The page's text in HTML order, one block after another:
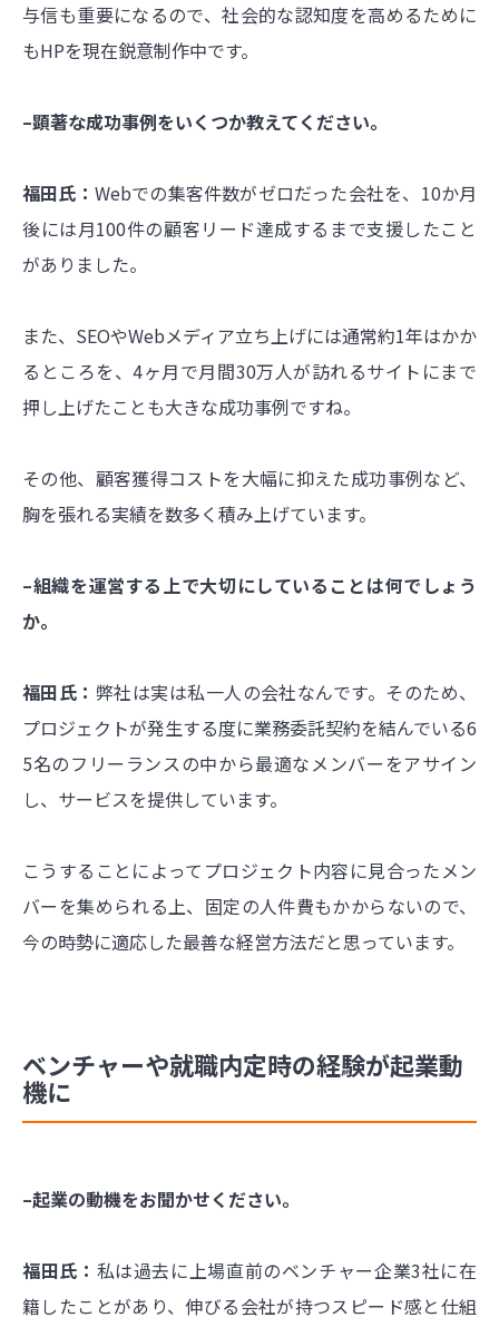
与信も重要になるので、社会的な認知度を高めるために
もHPを現在鋭意制作中です。
–顕著な成功事例をいくつか教えてください。
福田氏： Webでの集客件数がゼロだった会社を、10か月
後には月100件の顧客リード達成するまで支援したこと
がありました。
また、SEOやWebメディア立ち上げには通常約1年はかか
るところを、4ヶ月で月間30万人が訪れるサイトにまで
押し上げたことも大きな成功事例ですね。
その他、顧客獲得コストを大幅に抑えた成功事例など、
胸を張れる実績を数多く積み上げています。
–組織を運営する上で大切にしていることは何でしょう
か。
福田氏： 弊社は実は私一人の会社なんです。そのため、
プロジェクトが発生する度に業務委託契約を結んでいる6
5名のフリーランスの中から最適なメンバーをアサイン
し、サービスを提供しています。
こうすることによってプロジェクト内容に見合ったメン
バーを集められる上、固定の人件費もかからないので、
今の時勢に適応した最善な経営方法だと思っています。
ベンチャーや就職内定時の経験が起業動
機に
–起業の動機をお聞かせください。
福田氏： 私は過去に上場直前のベンチャー企業3社に在
籍したことがあり、伸びる会社が持つスピード感と仕組